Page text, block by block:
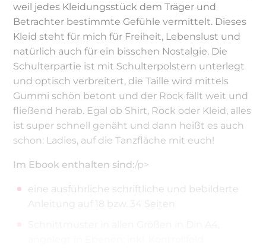
weil jedes Kleidungsstück dem Träger und
Betrachter bestimmte Gefühle vermittelt. Dieses
Kleid steht für mich für Freiheit, Lebenslust und
natürlich auch für ein bisschen Nostalgie. Die
Schulterpartie ist mit Schulterpolstern unterlegt
und optisch verbreitert, die Taille wird mittels
Gummi schön betont und der Rock fällt weit und
fließend herab. Egal ob Shirt, Rock oder Kleid, alles
ist super schnell genäht und dann heißt es auch
schon: Ladies, auf die Tanzfläche mit euch!
Im Ebook enthalten sind:/p>
eine ausführliche schriftliche und bebilderte
Anleitung auf 18 bzw. 34 Seiten